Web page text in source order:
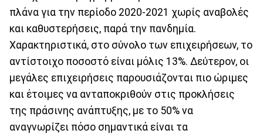
πλάνα για την περίοδο 2020-2021 χωρίς αναβολές
και καθυστερήσεις, παρά την πανδημία.
Χαρακτηριστικά, στο σύνολο των επιχειρήσεων, το
αντίστοιχο ποσοστό είναι μόλις 13%. Δεύτερον, οι
μεγάλες επιχειρήσεις παρουσιάζονται πιο ώριμες
και έτοιμες να ανταποκριθούν στις προκλήσεις
της πράσινης ανάπτυξης, με το 50% να
αναγνωρίζει πόσο σημαντικά είναι τα